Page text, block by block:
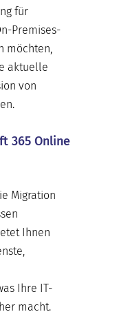
für
Premises-
möchten,
aktuelle
von
365 Online
Migration
Ihnen
Ihre IT-
macht.